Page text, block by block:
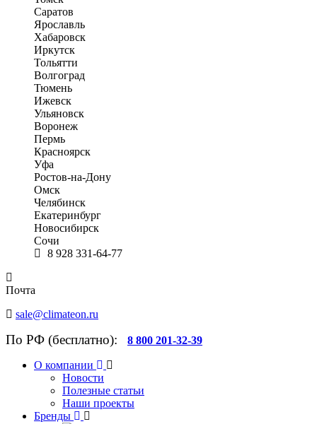
Саратов
Ярославль
Хабаровск
Иркутск
Тольятти
Волгоград
Тюмень
Ижевск
Ульяновск
Воронеж
Пермь
Красноярск
Уфа
Ростов-на-Дону
Омск
Челябинск
Екатеринбург
Новосибирск
Сочи
8 928 331-64-77
Почта
sale@climateon.ru
По РФ (бесплатно): 8 800 201-32-39
О компании
Новости
Полезные статьи
Наши проекты
Бренды